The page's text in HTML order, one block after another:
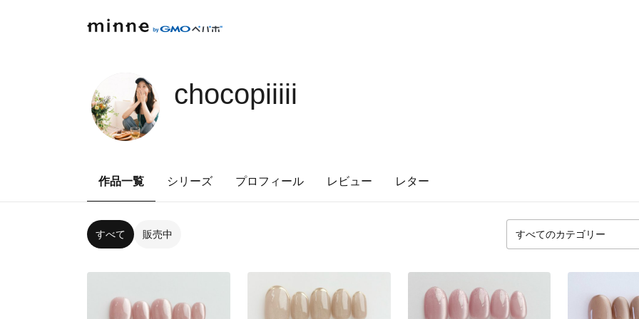
chocopiiiii
作品一覧 シリーズ プロフィール レビュー レター
すべて 販売中